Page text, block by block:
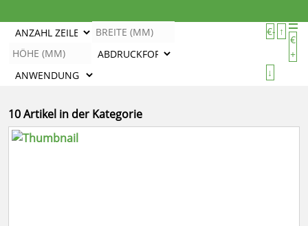
€- ↑
€
+
↓
10 Artikel in der Kategorie